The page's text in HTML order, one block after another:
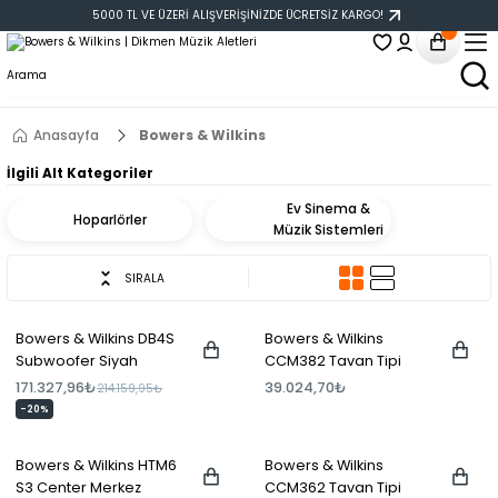
5000 TL VE ÜZERİ ALIŞVERİŞİNİZDE ÜCRETSİZ KARGO!
Anasayfa Bowers & Wilkins
İlgili Alt Kategoriler
Hoparlörler
Ev Sinema &
Müzik Sistemleri
SIRALA
Bowers & Wilkins DB4S
Subwoofer Siyah
171.327,96₺214.159,95₺
-20%
Bowers & Wilkins
CCM382 Tavan Tipi
Hoparlör Çift Beyaz
39.024,70₺
Bowers & Wilkins HTM6
S3 Center Merkez
Bowers & Wilkins
CCM362 Tavan Tipi